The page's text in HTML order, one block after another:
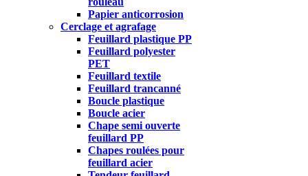
Papier anticorrosion
Cerclage et agrafage
Feuillard plastique PP
Feuillard polyester
PET
Feuillard textile
Feuillard trancanné
Boucle plastique
Boucle acier
Chape semi ouverte
feuillard PP
Chapes roulées pour
feuillard acier